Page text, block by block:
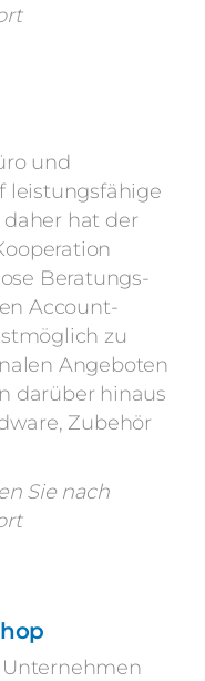
und
leistungsfähige
hat der
Beratungs-
Account-
zu
Angeboten
darüber hinaus
Zubehör
Sie nach